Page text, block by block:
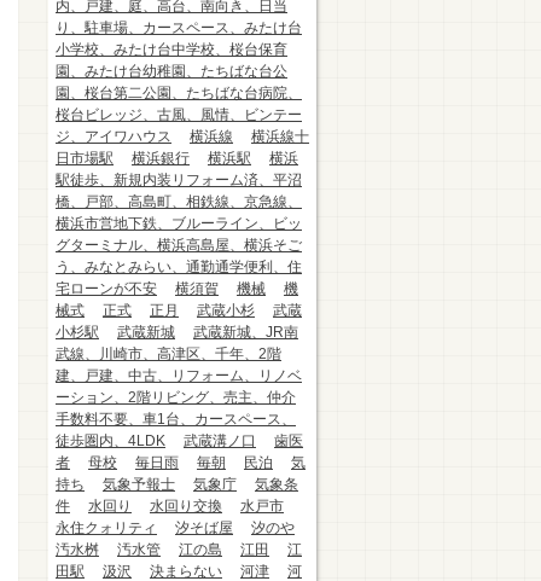
内、戸建、庭、高台、南向き、日当
り、駐車場、カースペース、みたけ台
小学校、みたけ台中学校、桜台保育
園、みたけ台幼稚園、たちばな台公
園、桜台第二公園、たちばな台病院、
桜台ビレッジ、古風、風情、ビンテー
ジ、アイワハウス
横浜線
横浜線十
日市場駅
横浜銀行 横浜駅
横浜
駅徒歩、新規内装リフォーム済、平沼
橋、戸部、高島町、相鉄線、京急線、
横浜市営地下鉄、ブルーライン、ビッ
グターミナル、横浜高島屋、横浜そご
う、みなとみらい、通勤通学便利、住
宅ローンが不安
横須賀 機械
機
械式
正式 正月 武蔵小杉
武蔵
小杉駅
武蔵新城
武蔵新城、JR南
武線、川崎市、高津区、千年、2階
建、戸建、中古、リフォーム、リノベ
ーション、2階リビング、売主、仲介
手数料不要、車1台、カースペース、
徒歩圏内、4LDK
武蔵溝ノ口
歯医
者
母校 毎日雨 毎朝 民泊
気
持ち
気象予報士 気象庁
気象条
件
水回り 水回り交換
水戸市
永住クォリティ
汐そば屋
汐のや
汚水桝
汚水管 江の島 江田
江
田駅
汲沢 決まらない 河津
河